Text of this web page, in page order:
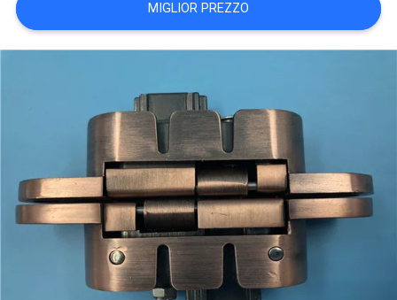
PRIVACY
POLICY
MIGLIOR PREZZO